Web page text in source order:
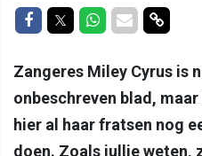
Delen op Facebook
Delen op Twitter
Delen opDelen via
Zangeres Miley Cyrus is
onbeschreven blad,
hier al haar fratsen nog
doen. Zoals jullie weten,